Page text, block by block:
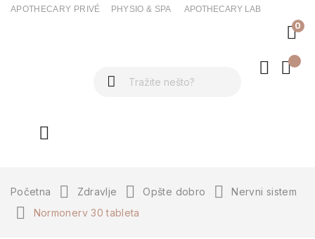
APOTHECARY PRIVÉ PHYSIO & SPA APOTHECARY LAB
0
Početna Zdravlje Opšte dobro
Nervni sistem
Normonerv 30 tableta